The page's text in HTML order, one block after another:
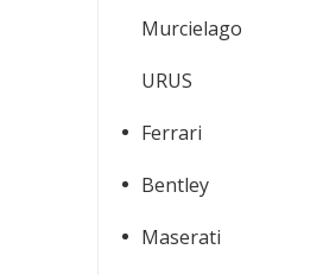
Murcielago
URUS
Ferrari
Bentley
Maserati